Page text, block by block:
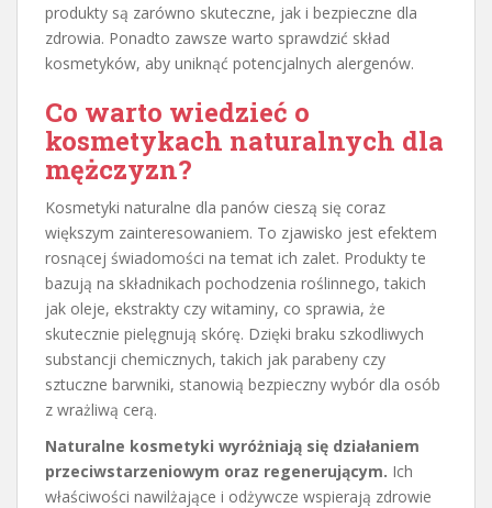
produkty są zarówno skuteczne, jak i bezpieczne dla
zdrowia. Ponadto zawsze warto sprawdzić skład
kosmetyków, aby uniknąć potencjalnych alergenów.
Co warto wiedzieć o
kosmetykach naturalnych dla
mężczyzn?
Kosmetyki naturalne dla panów cieszą się coraz
większym zainteresowaniem. To zjawisko jest efektem
rosnącej świadomości na temat ich zalet. Produkty te
bazują na składnikach pochodzenia roślinnego, takich
jak oleje, ekstrakty czy witaminy, co sprawia, że
skutecznie pielęgnują skórę. Dzięki braku szkodliwych
substancji chemicznych, takich jak parabeny czy
sztuczne barwniki, stanowią bezpieczny wybór dla osób
z wrażliwą cerą.
Naturalne kosmetyki wyróżniają się działaniem
przeciwstarzeniowym oraz regenerującym. Ich
właściwości nawilżające i odżywcze wspierają zdrowie